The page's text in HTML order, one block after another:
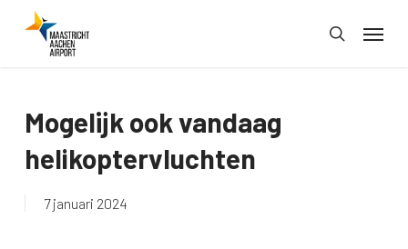
search
Menu
Mogelijk ook vandaag
helikoptervluchten
7 januari 2024